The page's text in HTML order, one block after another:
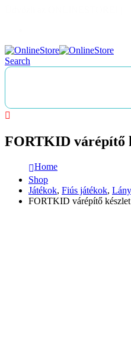
Search
FORTKID várépítő
Home
Shop
Játékok, Fiús játékok,
FORTKID várépítő